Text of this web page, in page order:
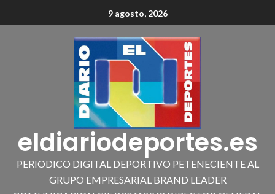
9 agosto, 2026
eldiariodeportes.es
PERIODICO DIGITAL DEPORTIVO PETENECIENTE AL
GRUPO EMPRESARIAL BRAND LEADER